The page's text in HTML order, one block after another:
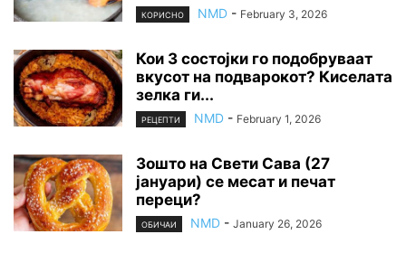
КОРИСНО NMD - February 3, 2026
Кои 3 состојки го подобруваат
вкусот на подварокот? Киселата
зелка ги...
РЕЦЕПТИ NMD - February 1, 2026
Зошто на Свети Сава (27
јануари) се месат и печат
переци?
ОБИЧАИ NMD - January 26, 2026